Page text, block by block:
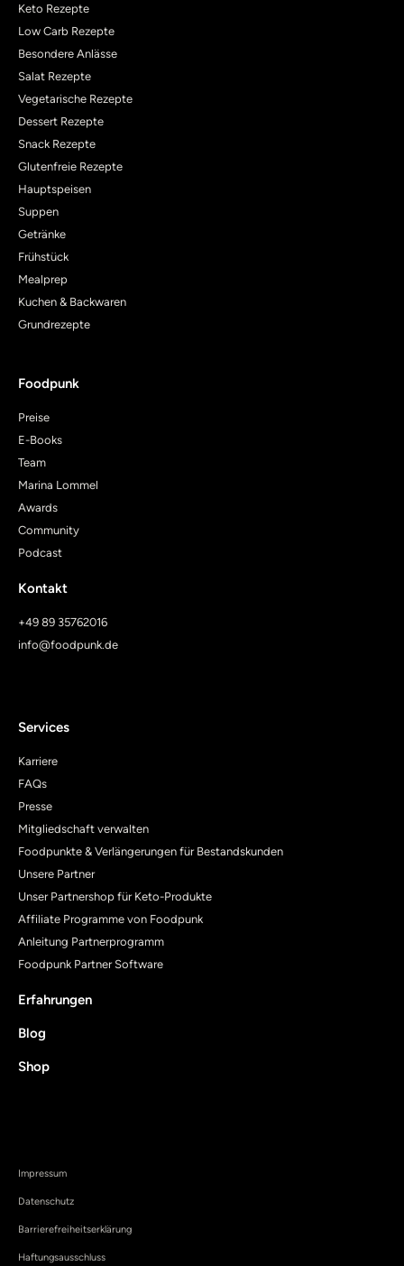
Keto Rezepte
Low Carb Rezepte
Besondere Anlässe
Salat Rezepte
Vegetarische Rezepte
Dessert Rezepte
Snack Rezepte
Glutenfreie Rezepte
Hauptspeisen
Suppen
Getränke
Frühstück
Mealprep
Kuchen & Backwaren
Grundrezepte
Foodpunk
Preise
E-Books
Team
Marina Lommel
Awards
Community
Podcast
Kontakt
+49 89 35762016
info@foodpunk.de
Services
Karriere
FAQs
Presse
Mitgliedschaft verwalten
Foodpunkte & Verlängerungen für Bestandskunden
Unsere Partner
Unser Partnershop für Keto-Produkte
Affiliate Programme von Foodpunk
Anleitung Partnerprogramm
Foodpunk Partner Software
Erfahrungen
Blog
Shop
Impressum
Datenschutz
Barrierefreiheitserklärung
Haftungsausschluss